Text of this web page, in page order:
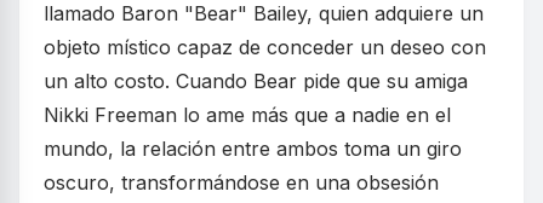
llamado Baron "Bear" Bailey, quien adquiere un
objeto místico capaz de conceder un deseo con
un alto costo. Cuando Bear pide que su amiga
Nikki Freeman lo ame más que a nadie en el
mundo, la relación entre ambos toma un giro
oscuro, transformándose en una obsesión